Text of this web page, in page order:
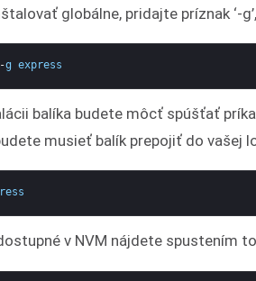
globálne, pridajte príznak ‘-g’,
-g express
balíka budete môcť spúšťať
musieť balík prepojiť do vašej
v NVM nájdete spustením